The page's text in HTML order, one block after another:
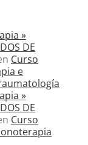
»
DE
Curso
e
»
DE
Curso